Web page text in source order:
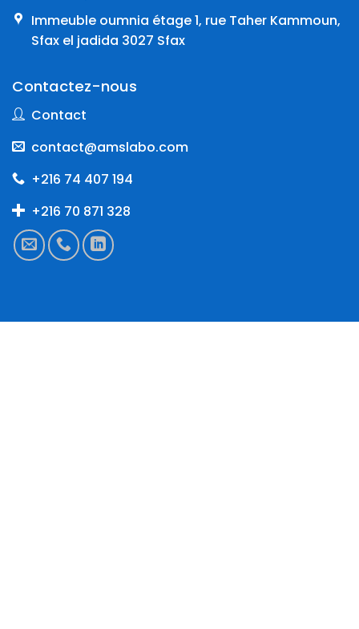
Immeuble oumnia étage 1, rue Taher Kammoun,
Sfax el jadida 3027 Sfax
Contactez-nous
Contact
contact@amslabo.com
+216 74 407 194
+216 70 871 328